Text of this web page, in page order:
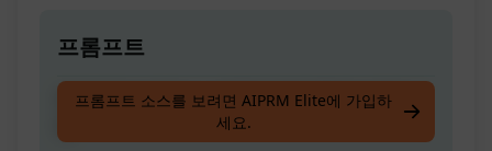
프롬프트
한 (1)개의 키워드나 구문을 위한 콘텐츠 전략 수
프롬프트 소스를 보려면 AIPRM Elite에 가입하
세요.